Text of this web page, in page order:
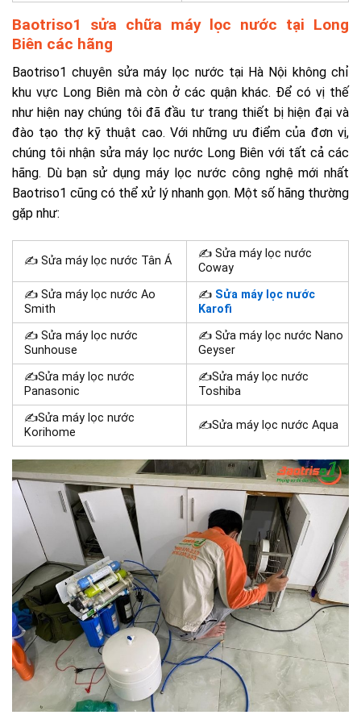
Baotriso1 sửa chữa máy lọc nước tại Long
Biên các hãng
Baotriso1 chuyên sửa máy lọc nước tại Hà Nội không chỉ
khu vực Long Biên mà còn ở các quận khác. Để có vị thế
như hiện nay chúng tôi đã đầu tư trang thiết bị hiện đại và
đào tạo thợ kỹ thuật cao. Với những ưu điểm của đơn vị,
chúng tôi nhận sửa máy lọc nước Long Biên với tất cả các
hãng. Dù bạn sử dụng máy lọc nước công nghệ mới nhất
Baotriso1 cũng có thể xử lý nhanh gọn. Một số hãng thường
gặp như:
✍ Sửa máy lọc nước Tân Á
✍ Sửa máy lọc nước
Coway
✍ Sửa máy lọc nước Ao
Smith
✍ Sửa máy lọc nước
Karofi
✍ Sửa máy lọc nước
Sunhouse
✍ Sửa máy lọc nước Nano
Geyser
✍Sửa máy lọc nước
Panasonic
✍Sửa máy lọc nước
Toshiba
✍Sửa máy lọc nước
Korihome
✍Sửa máy lọc nước Aqua